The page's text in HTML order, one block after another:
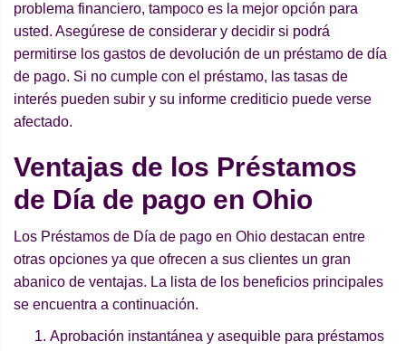
problema financiero, tampoco es la mejor opción para
usted. Asegúrese de considerar y decidir si podrá
permitirse los gastos de devolución de un préstamo de día
de pago. Si no cumple con el préstamo, las tasas de
interés pueden subir y su informe crediticio puede verse
afectado.
Ventajas de los Préstamos
de Día de pago en Ohio
Los Préstamos de Día de pago en Ohio destacan entre
otras opciones ya que ofrecen a sus clientes un gran
abanico de ventajas. La lista de los beneficios principales
se encuentra a continuación.
Aprobación instantánea y asequible para préstamos